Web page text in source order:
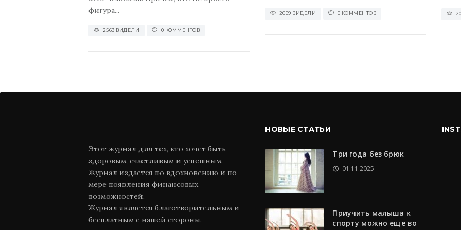
2009 ВИДЕЛИ 0 КОММЕНТОВ
фигура...
2563 ВИДЕЛИ 0 КОММЕНТОВ
Этот журнал для тех, кто хочет быть
здоровым, счастливым и успешным.
Журнал издается по вдохновению и по
мере появления финансовых
возможностей.
Журнал является благотворительным и
бесплатным с нашей стороны.
НОВЫЕ СТАТЬИ
Три года без брюк
01.11.2025
Приучить малыша к
спорту можно еще во